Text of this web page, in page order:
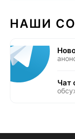
НАШИ
Чат